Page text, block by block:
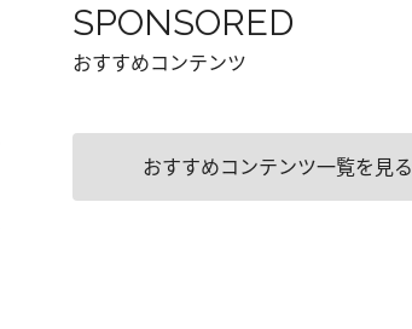
SPONSORED
おすすめコンテンツ
おすすめコンテンツ一覧を見る